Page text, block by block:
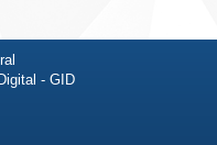
- GID